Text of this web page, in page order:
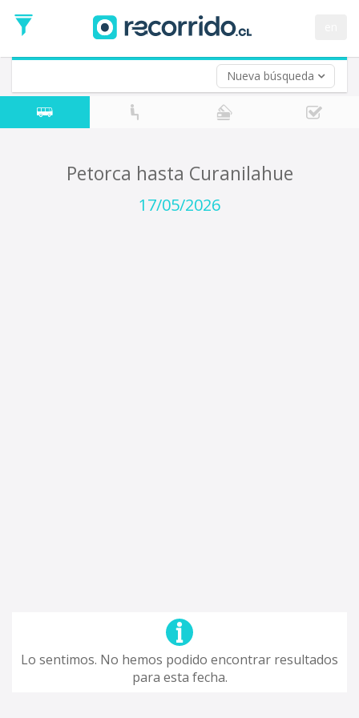
Nueva búsqueda
de
Ida
Vuelta (opcional)
Fecha
de
Petorca hasta Curanilahue
17/05/2026
Lo sentimos. No hemos podido encontrar resultados
para esta fecha.